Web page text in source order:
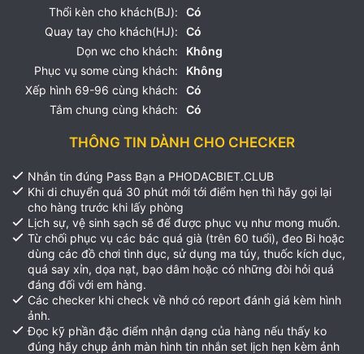
Thổi kèn cho khách(BJ):
Có
Quay tay cho khách(HJ):
Có
Dọn wc cho khách:
Không
Phục vụ some cùng khách:
Không
Xếp hình 69-96 cùng khách:
Có
Tắm chung cùng khách:
Có
THÔNG TIN DÀNH CHO CHECKER
Nhắn tin đúng Pass Bạn a PHODACBIET.CLUB
Khi di chuyển quá 30 phút mới tới điểm hẹn thì hãy gọi lại
cho hàng trước khi lấy phòng
Lịch sự, vệ sinh sạch sẽ để được phục vụ như mong muốn.
Từ chối phục vụ các bác quá già (trên 60 tuổi), đeo Bi hoặc
dùng các đồ chơi tình dục, sử dụng ma túy, thuốc kích dục,
quá say xỉn, dọa nạt, bạo dâm hoặc có những đòi hỏi quá
đáng đối với em hàng.
Các checker khi check về nhớ có report đánh giá kèm hình
ảnh.
Đọc kỹ phần đặc điểm nhận dạng của hàng nếu thấy ko
đúng hãy chụp ảnh màn hình tin nhắn set lịch hẹn kèm ảnh